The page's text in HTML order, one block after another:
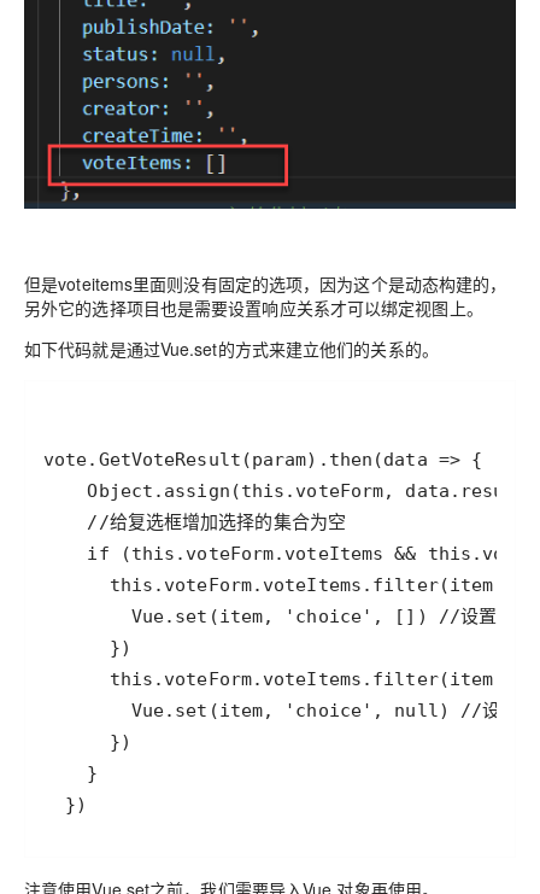
但是voteitems里面则没有固定的选项，因为这个是动态构建的，
另外它的选择项目也是需要设置响应关系才可以绑定视图上。
如下代码就是通过Vue.set的方式来建立他们的关系的。
  })